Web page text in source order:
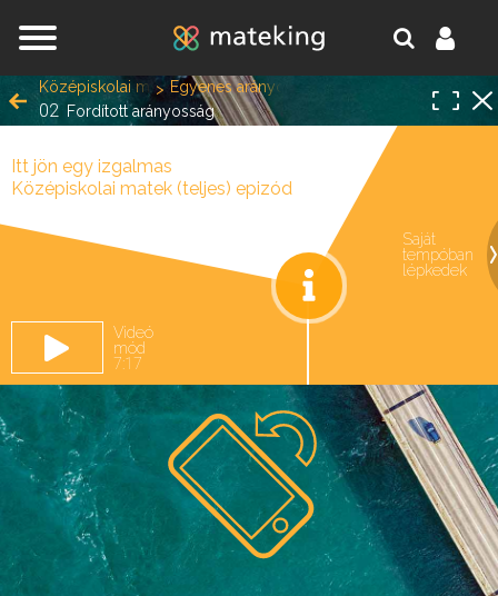
Középiskolai matek (teljes)Egyenes arányosság, fordított arányosság
Fordított arányosság
02
Itt jön egy izgalmas
Középiskolai matek (teljes) epizód
Videó
mód
7:17
Saját
tempóban
lépkedek